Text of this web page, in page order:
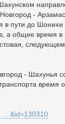
-
в пути до
а общее время в
- Шахунья
&id=130310